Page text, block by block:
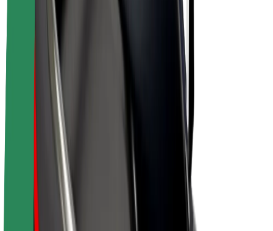
Conductores
Ingresos de conductor/a
Repartidores
Ingresos de repartidor
Comercios de Bolt Food
Flotas
Franquicias
Empresa
Trabaja con nosotros
Acerca de Bolt